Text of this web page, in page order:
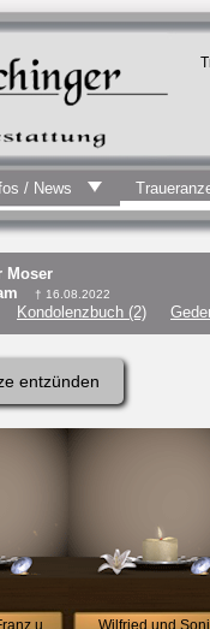
/ News
Moser
† 16.08.2022
Kondolenzbuch (2)
entzünden
u
Wilfried und